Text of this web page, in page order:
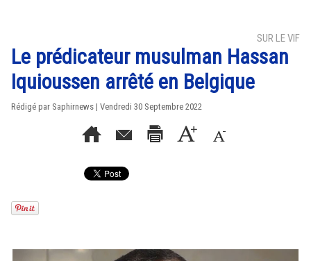
SUR LE VIF
Le prédicateur musulman Hassan
Iquioussen arrêté en Belgique
Rédigé par Saphirnews | Vendredi 30 Septembre 2022